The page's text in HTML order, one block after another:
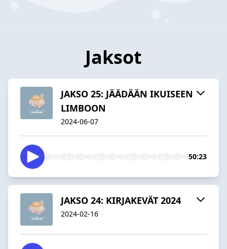
Jaksot
JAKSO 25: JÄÄDÄÄN IKUISEEN
LIMBOON
2024-06-07
50:23
JAKSO 24: KIRJAKEVÄT 2024
2024-02-16